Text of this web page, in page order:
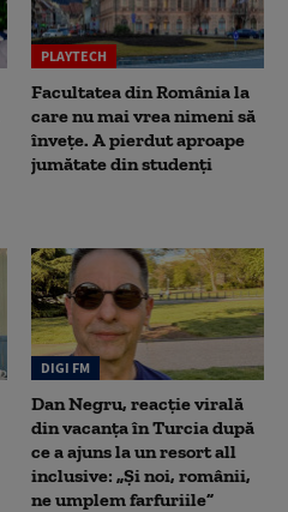
PLAYTECH
Facultatea din România la
care nu mai vrea nimeni să
înveţe. A pierdut aproape
jumătate din studenţi
DIGI FM
Dan Negru, reacție virală
din vacanța în Turcia după
ce a ajuns la un resort all
inclusive: „Și noi, românii,
ne umplem farfuriile”